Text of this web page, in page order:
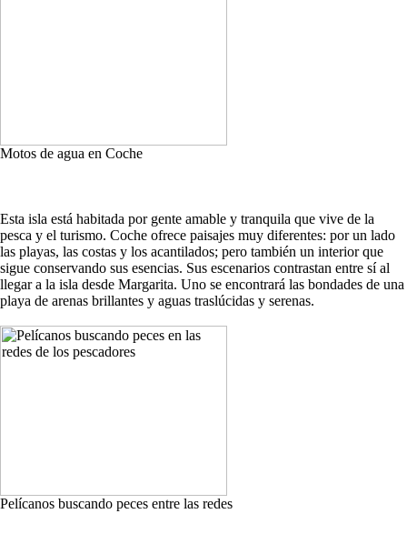
Motos de agua en Coche
Esta isla está habitada por gente amable y tranquila que vive de la
pesca y el turismo. Coche ofrece paisajes muy diferentes: por un lado
las playas, las costas y los acantilados; pero también un interior que
sigue conservando sus esencias. Sus escenarios contrastan entre sí al
llegar a la isla desde Margarita. Uno se encontrará las bondades de una
playa de arenas brillantes y aguas traslúcidas y serenas.
Pelícanos buscando peces entre las redes